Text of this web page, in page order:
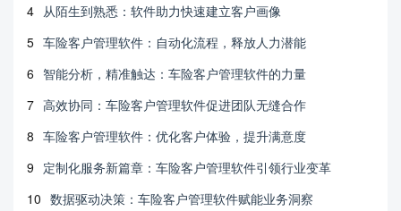
4 从陌生到熟悉：软件助力快速建立客户画像
5 车险客户管理软件：自动化流程，释放人力潜能
6 智能分析，精准触达：车险客户管理软件的力量
7 高效协同：车险客户管理软件促进团队无缝合作
8 车险客户管理软件：优化客户体验，提升满意度
9 定制化服务新篇章：车险客户管理软件引领行业变革
10 数据驱动决策：车险客户管理软件赋能业务洞察